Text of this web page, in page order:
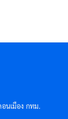
นเมือง กทม.